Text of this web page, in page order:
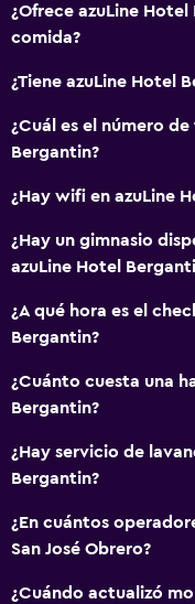
Cuidado de niños o
Club infantil
Estacionamiento y
Estacionamiento en la
Traslado aeropuerto
Estacionamiento
Estacionamiento
TV de pantalla plana
TV por cable o vía
¿Ofrece azuLine
comida?
¿Tiene azuLine Hotel
¿Cuál es el número
Bergantin?
¿Hay wifi en azuLine
¿Hay un gimnasio
azuLine Hotel
¿A qué hora es el
Bergantin?
¿Cuánto cuesta una
Bergantin?
¿Hay servicio de
Bergantin?
¿En cuántos
San José Obrero?
¿Cuándo actualizó